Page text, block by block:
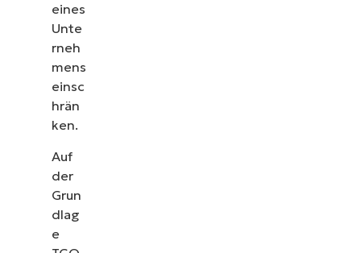
eines
Unte
rneh
mens
einsc
hrän
ken.
Auf
der
Grun
dlag
e